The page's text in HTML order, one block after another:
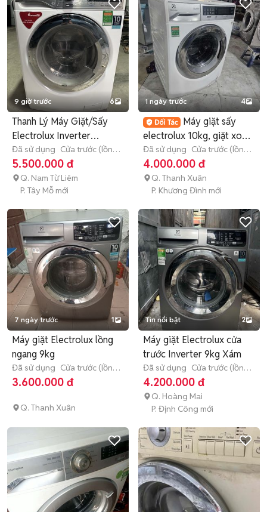
9 giờ trước 6
Thanh Lý Máy Giặt/Sấy
Electrolux Inverter
10Kg/7Kg
Đã sử dụng Cửa trước (lồng
ngang) > 10 kg
5.500.000 đ
Q. Nam Từ Liêm
P. Tây Mỗ mới
1 ngày trước 4
Máy giặt sấy
electrolux 10kg, giặt xong
sấy khô
Đã sử dụng Cửa trước (lồng
ngang) > 10 kg
4.000.000 đ
Q. Thanh Xuân
P. Khương Đình mới
7 ngày trước 1
Máy giặt Electrolux lồng
ngang 9kg
Đã sử dụng Cửa trước (lồng
ngang) 9 - 9.9 kg
3.600.000 đ
Q. Thanh Xuân
Tin nổi bật 2
Máy giặt Electrolux cửa
trước Inverter 9kg Xám
Đã sử dụng Cửa trước (lồng
ngang) 9 - 9.9 kg
4.200.000 đ
Q. Hoàng Mai
P. Định Công mới